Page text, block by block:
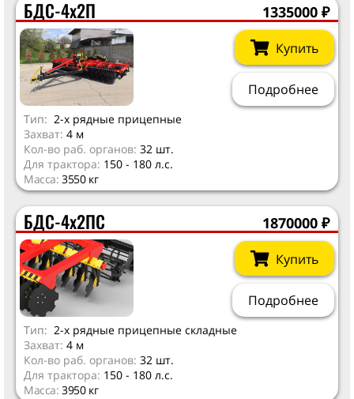
БДС-4х2П 1335000 ₽
Купить
Подробнее
Тип: 2-х рядные прицепные
Захват: 4 м
Кол-во раб. органов: 32 шт.
Для трактора: 150 - 180 л.с.
Масса: 3550 кг
БДС-4х2ПС 1870000 ₽
Купить
Подробнее
Тип: 2-х рядные прицепные складные
Захват: 4 м
Кол-во раб. органов: 32 шт.
Для трактора: 150 - 180 л.с.
Масса: 3950 кг